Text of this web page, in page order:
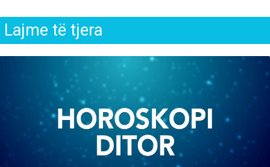
Lajme të tjera